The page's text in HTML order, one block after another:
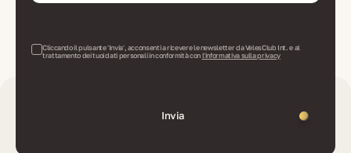
Cliccando il pulsante 'Invia', acconsenti a ricevere le newsletter da VelesClub Int. e al
trattamento dei tuoi dati personali in conformità conl'informativa sulla privacy
Invia